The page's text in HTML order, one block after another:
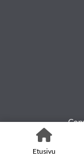
Etusivu